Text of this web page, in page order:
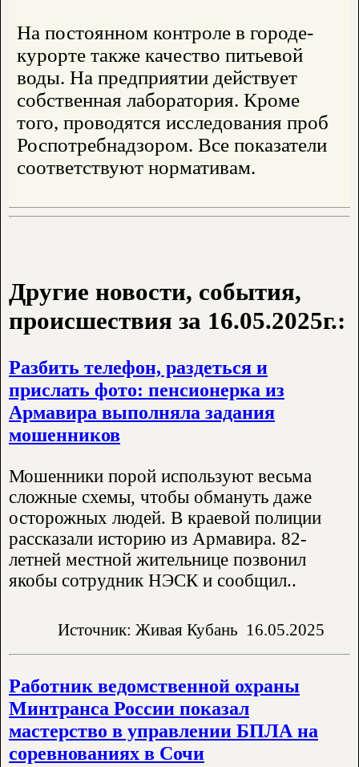
На постоянном контроле в городе-
курорте также качество питьевой
воды. На предприятии действует
собственная лаборатория. Кроме
того, проводятся исследования проб
Роспотребнадзором. Все показатели
соответствуют нормативам.
Другие новости, события,
происшествия за 16.05.2025г.:
Разбить телефон, раздеться и
прислать фото: пенсионерка из
Армавира выполняла задания
мошенников
Мошенники порой используют весьма
сложные схемы, чтобы обмануть даже
осторожных людей. В краевой полиции
рассказали историю из Армавира. 82-
летней местной жительнице позвонил
якобы сотрудник НЭСК и сообщил..
Источник: Живая Кубань 16.05.2025
Работник ведомственной охраны
Минтранса России показал
мастерство в управлении БПЛА на
соревнованиях в Сочи